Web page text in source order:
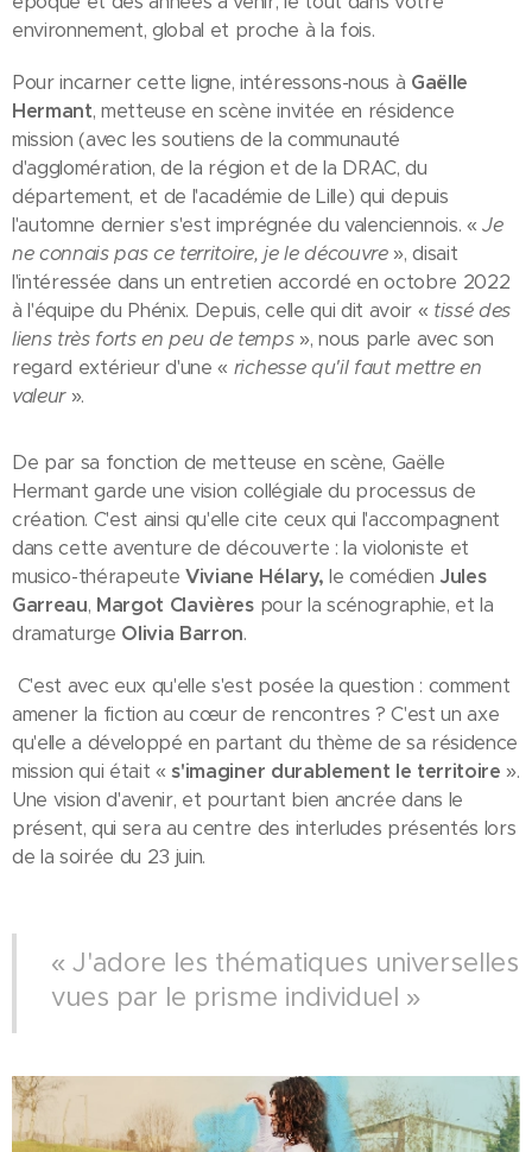
environnement, global et proche à la fois.
Pour incarner cette ligne, intéressons-nous à Gaëlle
Hermant, metteuse en scène invitée en résidence
mission (avec les soutiens de la communauté
d'agglomération, de la région et de la DRAC, du
département, et de l'académie de Lille) qui depuis
l'automne dernier s'est imprégnée du valenciennois. «Je
ne connais pas ce territoire, je le découvre», disait
l'intéressée dans un entretien accordé en octobre 2022
à l'équipe du Phénix. Depuis, celle qui dit avoir « tissé des
liens très forts en peu de temps», nous parle avec son
regard extérieur d'une « richesse qu'il faut mettre en
valeur».
De par sa fonction de metteuse en scène, Gaëlle
Hermant garde une vision collégiale du processus de
création. C'est ainsi qu'elle cite ceux qui l'accompagnent
dans cette aventure de découverte : la violoniste et
musico-thérapeuteViviane Hélary, le comédien Jules
Garreau, Margot Clavièrespour la scénographie, et la
dramaturge Olivia Barron.
C'est avec eux qu'elle s'est posée la question : comment
amener la fiction au cœur de rencontres ? C'est un axe
qu'elle a développé en partant du thème de sa résidence
mission qui était « s'imaginer durablement le territoire».
Une vision d'avenir, et pourtant bien ancrée dans le
présent, qui sera au centre des interludes présentés lors
de la soirée du 23 juin.
« J'adore les thématiques universelles
vues par le prisme individuel »